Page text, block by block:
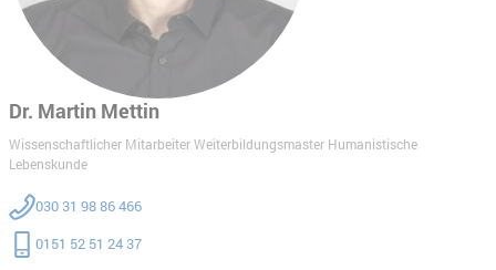
Dr. Martin Mettin
Wissenschaftlicher Mitarbeiter Weiterbildungsmaster Humanistische
Lebenskunde
030 31 98 86 466
0151 52 51 24 37